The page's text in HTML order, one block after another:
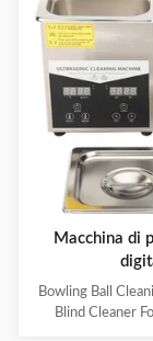
Macchina di
Bowling Ball
Blind Cleaner